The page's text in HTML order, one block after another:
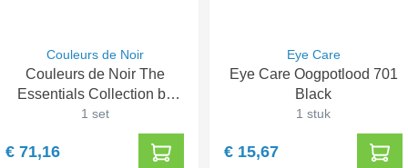
Couleurs de Noir
Couleurs de Noir The
Essentials Collection by
Delphine de Saxe-Cobourg
1 set
€ 71,16
Eye Care
Eye Care Oogpotlood 701
Black
1 stuk
€ 15,67